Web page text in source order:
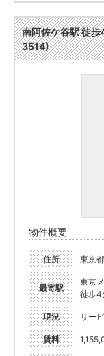
南阿佐ケ谷駅 徒
3514)
物件概要
住所 東京
最寄駅
東京
徒歩4
現況 サー
賃料